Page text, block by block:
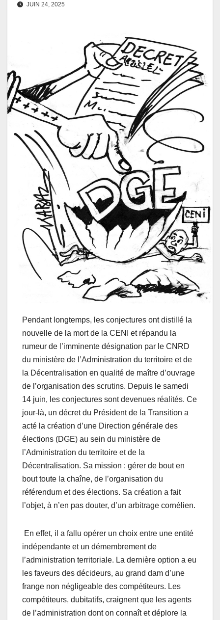
JUIN 24, 2025
Pendant longtemps, les conjectures ont distillé la
nouvelle de la mort de la CENI et répandu la
rumeur de l’imminente désignation par le CNRD
du ministère de l’Administration du territoire et de
la Décentralisation en qualité de maître d’ouvrage
de l’organisation des scrutins. Depuis le samedi
14 juin, les conjectures sont devenues réalités. Ce
jour-là, un décret du Président de la Transition a
acté la création d’une Direction générale des
élections (DGE) au sein du ministère de
l’Administration du territoire et de la
Décentralisation. Sa mission : gérer de bout en
bout toute la chaîne, de l’organisation du
référendum et des élections. Sa création a fait
l’objet, à n’en pas douter, d’un arbitrage cornélien.
En effet, il a fallu opérer un choix entre une entité
indépendante et un démembrement de
l’administration territoriale. La dernière option a eu
les faveurs des décideurs, au grand dam d’une
frange non négligeable des compétiteurs. Les
compétiteurs, dubitatifs, craignent que les agents
de l’administration dont on connaît et déplore la